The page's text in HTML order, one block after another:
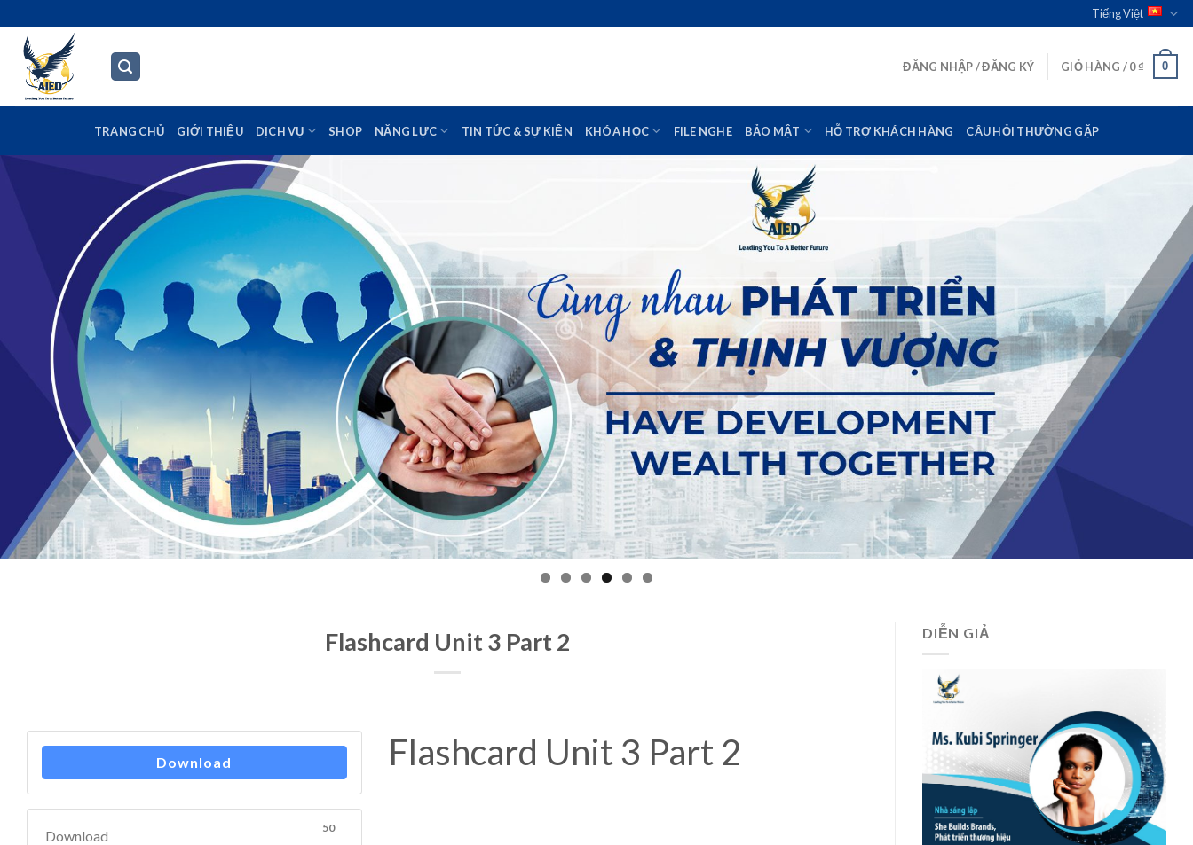
to
content
Tiếng Việt
ĐĂNG NHẬP / ĐĂNG KÝ GIỎ HÀNG /0₫ 0
TRANG CHỦ GIỚI THIỆU DỊCH VỤ SHOP NĂNG LỰC TIN TỨC & SỰ KIỆN KHÓA HỌC FILE NGHE BẢO MẬT HỖ TRỢ KHÁCH HÀNG CÂU HỎI THƯỜNG GẶP
Flashcard Unit 3 Part 2
Download
Download 50
Flashcard Unit 3 Part 2
DIỄN GIẢ